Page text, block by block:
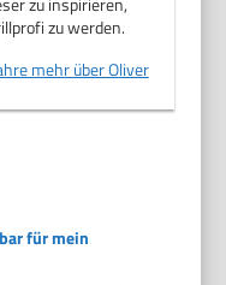
zu werden.
mehr über Oliver
für mein